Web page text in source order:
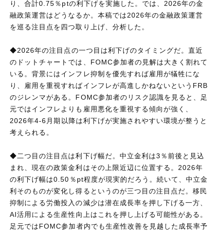
り、合計0.75％ptの利下げを実施した。では、2026年の金
融政策運営はどうなるか。本稿では2026年の金融政策運営
を巡る注目点を四つ取り上げ、分析した。
◆2026年の注目点の一つ目は利下げのタイミングだ。直近
のドットチャートでは、FOMC参加者の見解は大きく割れて
いる。背景にはインフレ抑制を優先すれば雇用が犠牲にな
り、雇用を重視すればインフレが高進しかねないというFRB
のジレンマがある。FOMC参加者のリスク認識を見ると、足
元ではインフレよりも雇用悪化を重視する傾向が強く、
2026年4-6月期以降は利下げが実施されやすい環境が整うと
考えられる。
◆二つ目の注目点は利下げ幅だ。中立金利は3％前後と見込
まれ、現在の政策金利はその上限近辺に位置する。2026年
の利下げ幅は0.50％pt程度が現実的だろう。続いて、中立金
利そのものが変化し得るというのが三つ目の注目点だ。移民
抑制による労働投入の減少は潜在成長率を押し下げる一方、
AI活用による生産性向上はこれを押し上げる可能性がある。
足元ではFOMC参加者内でも生産性改善を見越した成長率予